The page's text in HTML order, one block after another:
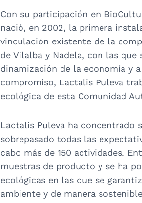
Con su participación en
nació, en 2002, la primera
vinculación existente de la
de Vilalba y Nadela, con las
dinamización de la economía y
compromiso, Lactalis Puleva
ecológica de esta Comunidad
Lactalis Puleva ha concentrado
sobrepasado todas las
cabo más de 150 actividades.
muestras de producto y se ha
ecológicas en las que se
ambiente y de manera